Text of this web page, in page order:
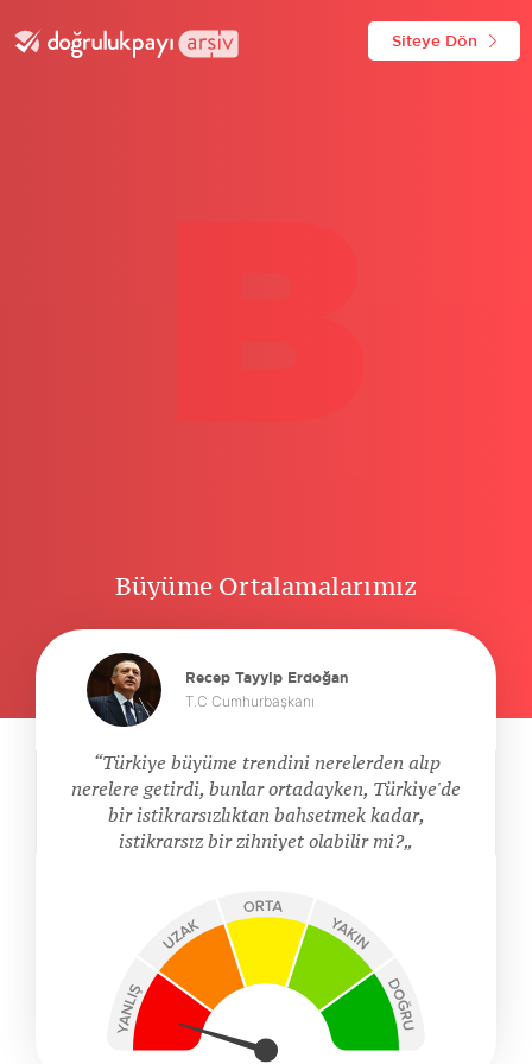
Siteye Dön
Büyüme Ortalamalarımız
Recep Tayyip Erdoğan
T.C Cumhurbaşkanı
Türkiye büyüme trendini nerelerden alıp
nerelere getirdi, bunlar ortadayken, Türkiye'de
bir istikrarsızlıktan bahsetmek kadar,
istikrarsız bir zihniyet olabilir mi?